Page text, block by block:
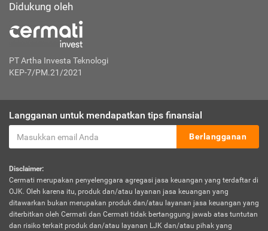
Didukung oleh
PT Artha Investa Teknologi
KEP-7/PM.21/2021
Langganan untuk mendapatkan tips finansial
Berlangganan
Disclaimer:
Cermati merupakan penyelenggara agregasi jasa keuangan yang terdaftar di
OJK. Oleh karena itu, produk dan/atau layanan jasa keuangan yang
ditawarkan bukan merupakan produk dan/atau layanan jasa keuangan yang
diterbitkan oleh Cermati dan Cermati tidak bertanggung jawab atas tuntutan
dan risiko terkait produk dan/atau layanan LJK dan/atau pihak yang